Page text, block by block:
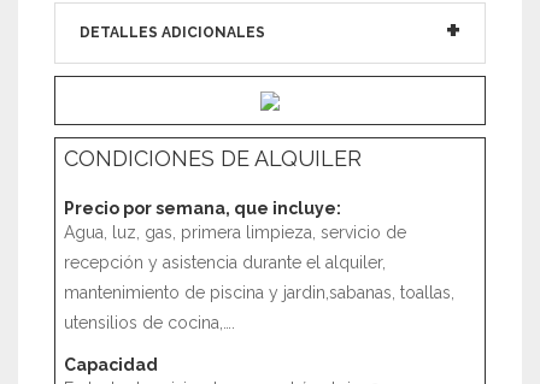
DETALLES ADICIONALES
CONDICIONES DE ALQUILER
Precio por semana, que incluye:
Agua, luz, gas, primera limpieza, servicio de
recepción y asistencia durante el alquiler,
mantenimiento de piscina y jardin,sabanas, toallas,
utensilios de cocina,….
Capacidad